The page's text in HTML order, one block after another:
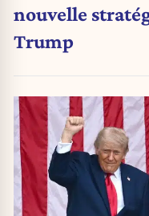
nouvelle
Trump